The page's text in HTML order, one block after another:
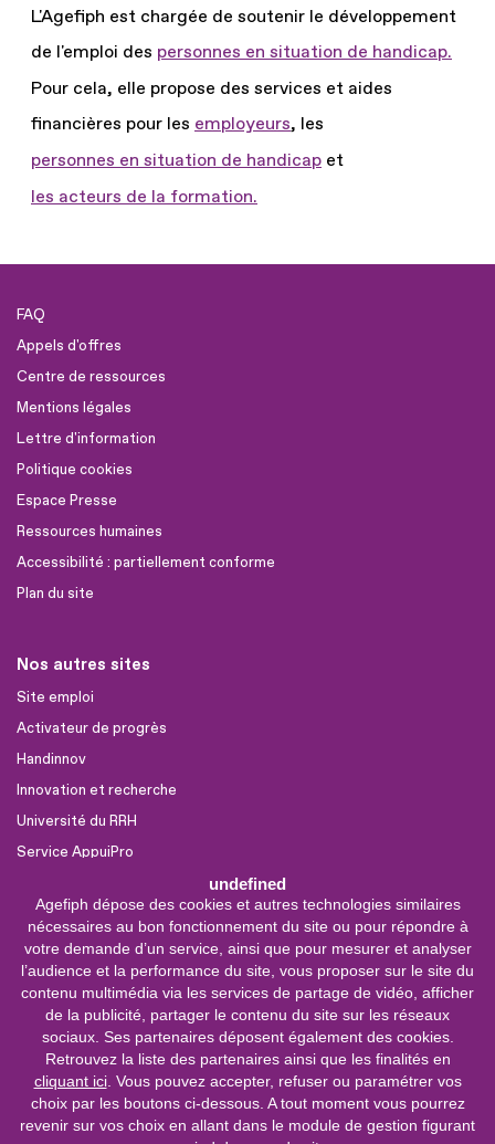
undefined
Agefiph dépose des cookies et autres technologies similaires
nécessaires au bon fonctionnement du site ou pour répondre à
votre demande d’un service, ainsi que pour mesurer et analyser
l’audience et la performance du site, vous proposer sur le site du
contenu multimédia via les services de partage de vidéo, afficher
de la publicité, partager le contenu du site sur les réseaux
sociaux. Ses partenaires déposent également des cookies.
Retrouvez la liste des partenaires ainsi que les finalités en
cliquant ici. Vous pouvez accepter, refuser ou paramétrer vos
choix par les boutons ci-dessous. A tout moment vous pourrez
revenir sur vos choix en allant dans le module de gestion figurant
L'Agefiph est chargée de soutenir le développement
de l'emploi des personnes en situation de handicap.
Pour cela, elle propose des services et aides
financières pour les employeurs, les
personnes en situation de handicap et
les acteurs de la formation.
FAQ
Appels d'offres
Centre de ressources
Mentions légales
Lettre d'information
Politique cookies
Espace Presse
Ressources humaines
Accessibilité : partiellement conforme
Plan du site
Nos autres sites
Site emploi
Activateur de progrès
Handinnov
Innovation et recherche
Université du RRH
Service AppuiPro
Nous suivre
Youtube
Facebook
0 800 11 10 09
Service &
appel gratuits